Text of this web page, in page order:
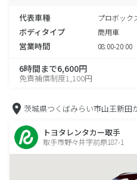
代表車種 プロボック
ボディタイプ 商用車
営業時間 08:00-20:00
6時間まで6,600円
免責補償制度1,100円
茨城県つくばみらい市山王新田
トヨタレンタカー取手
取手市野々井字前原187-1